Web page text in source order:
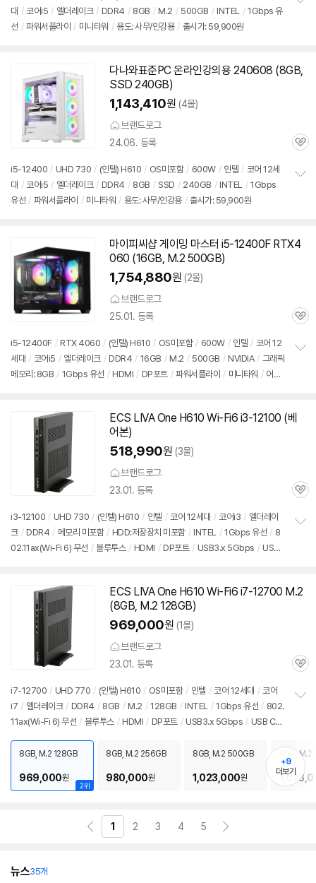
대 / 코어i5 / 엘더레이크 / DDR4 / 8GB / M.2 / 500GB / INTEL / 1Gbps 유
선 / 파워서플라이 / 미니타워 / 용도: 사무/인강용 / 출시가: 59,900원
다나와표준PC 온라인강의용 240608 (8GB,
SSD 240GB)
1,143,410원 (4몰)
브랜드로그
24.06. 등록
관
i5-12400 / UHD 730 / (인텔) H610 / OS미포함 / 600W / 인텔 / 코어 12세
대 / 코어i5 / 엘더레이크 / DDR4 / 8GB / SSD / 240GB / INTEL / 1Gbps
유선 / 파워서플라이 / 미니타워 / 용도: 사무/인강용 / 출시가: 59,900원
마이피씨샵 게이밍 마스터 i5-12400F RTX4
060 (16GB, M.2 500GB)
1,754,880원 (2몰)
브랜드로그
25.01. 등록
관
i5-12400F / RTX 4060 / (인텔) H610 / OS미포함 / 600W / 인텔 / 코어 12
세대 / 코어i5 / 엘더레이크 / DDR4 / 16GB / M.2 / 500GB / NVIDIA / 그래픽
메모리: 8GB / 1Gbps 유선 / HDMI / DP포트 / 파워서플라이 / 미니타워 / 어항
ECS LIVA One H610 Wi-Fi6 i3-12100 (베
어본)
518,990원 (3몰)
브랜드로그
23.01. 등록
관
i3-12100 / UHD 730 / (인텔) H610 / 인텔 / 코어 12세대 / 코어i3 / 엘더레이
크 / DDR4 / 메모리 미포함 / HDD:저장장치 미포함 / INTEL / 1Gbps 유선 / 8
02.11ax(Wi-Fi 6) 무선 / 블루투스 / HDMI / DP포트 / USB3.x 5Gbps / USB
기
ECS LIVA One H610 Wi-Fi6 i7-12700 M.2
(8GB, M.2 128GB)
969,000원 (1몰)
브랜드로그
23.01. 등록
관
i7-12700 / UHD 770 / (인텔) H610 / OS미포함 / 인텔 / 코어 12세대 / 코어
i7 / 엘더레이크 / DDR4 / 8GB / M.2 / 128GB / INTEL / 1Gbps 유선 / 802.
11ax(Wi-Fi 6) 무선 / 블루투스 / HDMI / DP포트 / USB3.x 5Gbps / USB C타
치
기
2위
8GB, M.2 128GB
969,000원
8GB, M.2 256GB
980,000원
8GB, M.2 500GB
1,023,000원
8GB, M.2
+9
더보기
1 2 3 4 5
뉴스35개